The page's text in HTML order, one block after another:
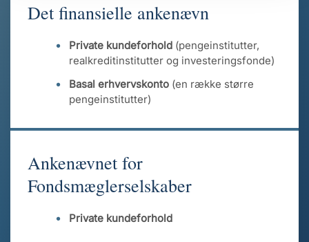
Det finansielle ankenævn
Private kundeforhold (pengeinstitutter,
realkreditinstitutter og investeringsfonde)
Basal erhvervskonto (en række større
pengeinstitutter)
Ankenævnet for
Fondsmæglerselskaber
Private kundeforhold